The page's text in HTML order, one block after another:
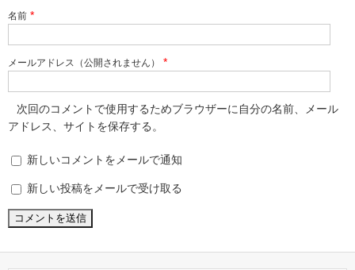
名前 *
メールアドレス（公開されません） *
次回のコメントで使用するためブラウザーに自分の名前、メール
アドレス、サイトを保存する。
新しいコメントをメールで通知
新しい投稿をメールで受け取る